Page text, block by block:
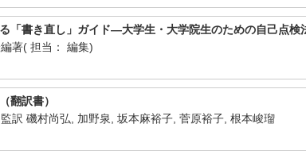
「書き直し」ガイド―大学生・大学院生のための自己点検
著( 担当： 編集)
翻訳書）
訳 磯村尚弘, 加野泉, 坂本麻裕子, 菅原裕子, 根本峻瑠